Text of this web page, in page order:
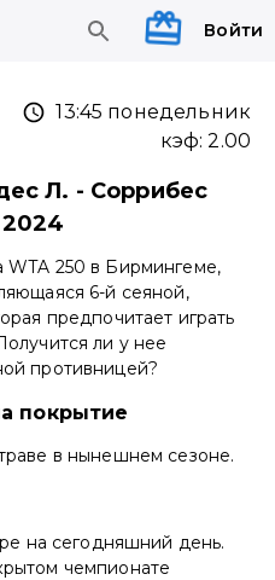
Войти
13:45 понедельник
кэф:2.00
Л. - Соррибес
WTA 250 в Бирмингеме,
6-й сеяной,
предпочитает играть
ли у нее
противницей?
покрытие
в нынешнем сезоне.
на сегодняшний день.
чемпионате